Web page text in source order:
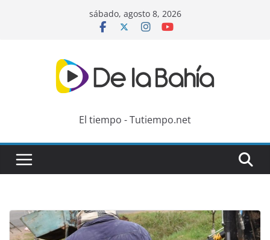
sábado, agosto 8, 2026
El tiempo - Tutiempo.net